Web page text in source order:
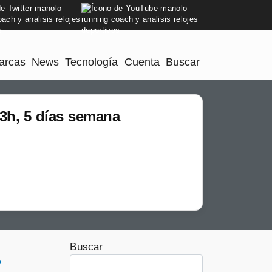
News Tecnología Cuenta Buscar
5 días semana
Buscar